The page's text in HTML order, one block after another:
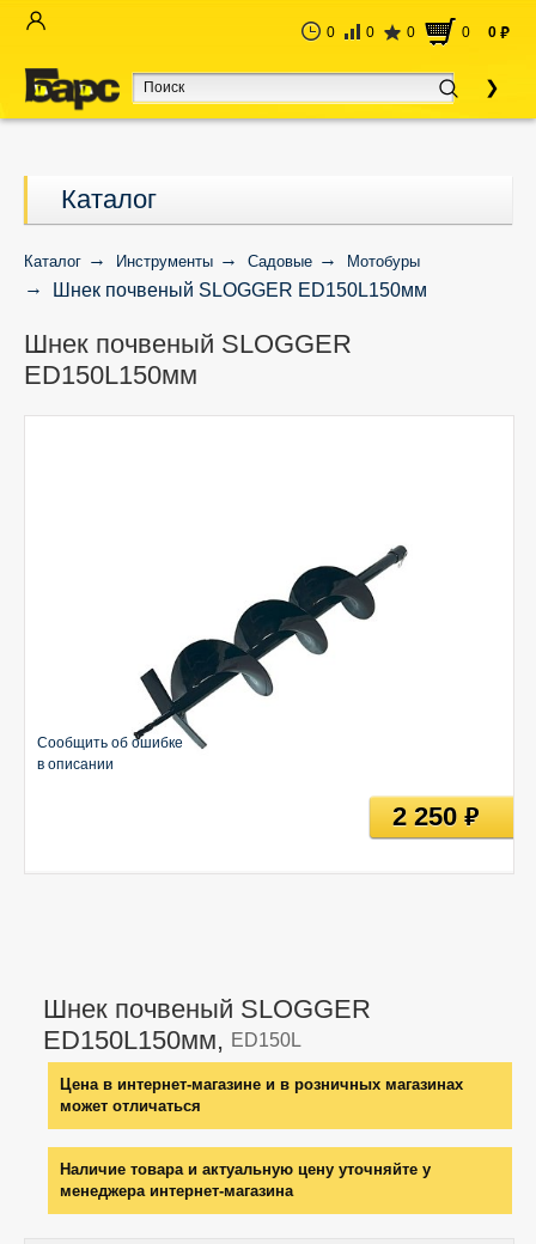
0 0 0 0 0 руб
Каталог
Каталог Инструменты Садовые Мотобуры
Шнек почвеный SLOGGER ED150L150мм
Шнек почвеный SLOGGER
ED150L150мм
Шнек почвеный SLOGGER
ED150L150мм, ED150L
Цена в интернет-магазине и в розничных магазинах
может отличаться
Наличие товара и актуальную цену уточняйте у
менеджера интернет-магазина
Сообщить об ошибке
в описании
2 250руб